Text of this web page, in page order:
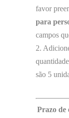
favor
para
campos
2.
são 5
Prazo de